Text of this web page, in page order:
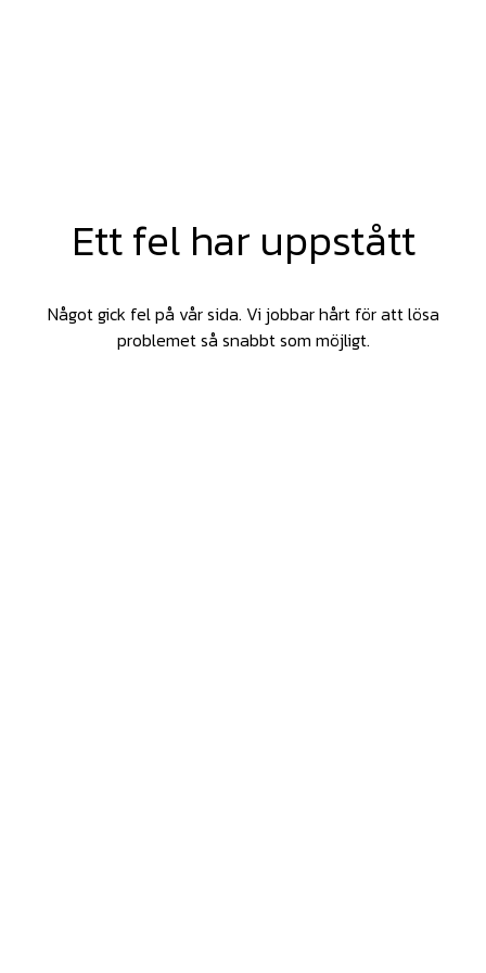
Ett fel har uppstått
Något gick fel på vår sida. Vi jobbar hårt för att lösa
problemet så snabbt som möjligt.